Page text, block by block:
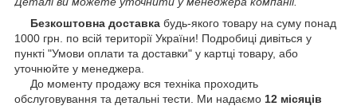
Безкоштовна доставка будь-якого товару на суму понад
1000 грн. по всій території України! Подробиці дивіться у
пункті "Умови оплати та доставки" у картці товару, або
уточнюйте у менеджера.
До моменту продажу вся техніка проходить
обслуговування та детальні тести. Ми надаємо 12 місяців